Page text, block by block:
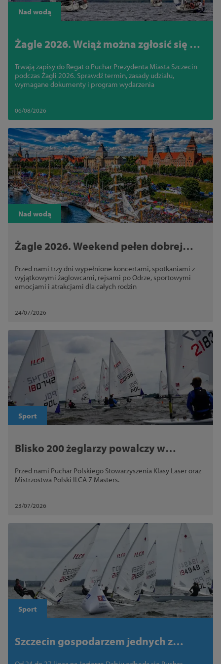
Nad wodą
Żagle 2026. Wciąż można zgłosić się do
Trwają zapisy do Regat o Puchar Prezydenta Miasta Szczecin
podczas Żagli 2026. Sprawdź termin, zasady udziału,
wymagane dokumenty i program wydarzenia
06/08/2026
Nad wodą
Żagle 2026. Weekend pełen dobrej
Przed nami trzy dni wypełnione koncertami, spotkaniami z
wyjątkowymi żaglowcami, rejsami po Odrze, sportowymi
emocjami i atrakcjami dla całych rodzin
24/07/2026
Sport
Blisko 200 żeglarzy powalczy w
Polski ILCA 7 Masters i Puchar
Polskiego Stowarzyszenia Klasy Laser
Przed nami Puchar Polskiego Stowarzyszenia Klasy Laser oraz
Mistrzostwa Polski ILCA 7 Masters.
23/07/2026
Sport
Szczecin gospodarzem jednych z